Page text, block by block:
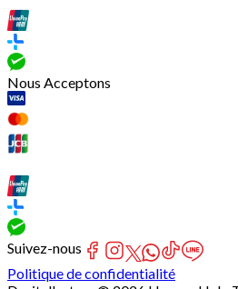
Nous Acceptons
Suivez-nous
Politique de confidentialité